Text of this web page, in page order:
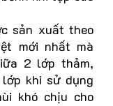
sản xuất theo
mới nhất mà
2 lớp thảm,
khi sử dụng
khó chịu cho